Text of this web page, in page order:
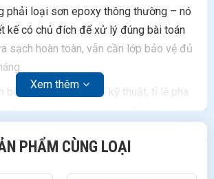
phải loại sơn epoxy thông thường – nó
kế có chủ đích để xử lý đúng bài toán
sạch hoàn toàn, vẫn cần lớp bảo vệ đủ
bày đầy đủ thông số kỹ thuật, tỉ lệ pha
theo nhiệt độ, phương pháp thi công,
cho dự án.
Xem thêm
PHẨM CÙNG LOẠI